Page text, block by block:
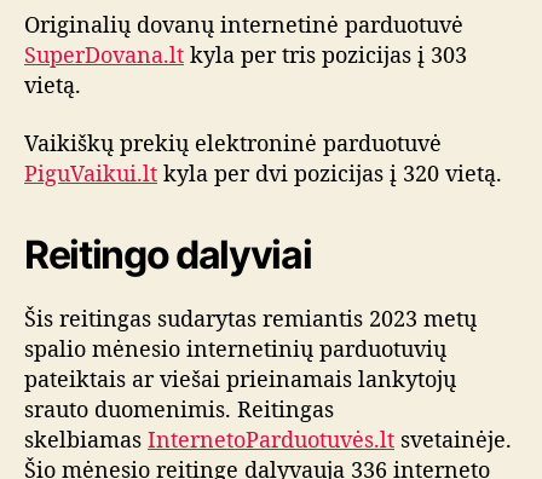
Originalių dovanų internetinė parduotuvė
SuperDovana.lt kyla per tris pozicijas į 303
vietą.
Vaikiškų prekių elektroninė parduotuvė
PiguVaikui.lt kyla per dvi pozicijas į 320 vietą.
Reitingo dalyviai
Šis reitingas sudarytas remiantis 2023 metų
spalio mėnesio internetinių parduotuvių
pateiktais ar viešai prieinamais lankytojų
srauto duomenimis. Reitingas
skelbiamas InternetoParduotuvės.lt svetainėje.
Šio mėnesio reitinge dalyvauja 336 interneto